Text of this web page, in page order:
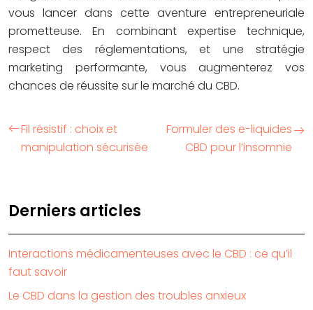
vous lancer dans cette aventure entrepreneuriale
prometteuse. En combinant expertise technique,
respect des réglementations, et une stratégie
marketing performante, vous augmenterez vos
chances de réussite sur le marché du CBD.
Fil résistif : choix et
manipulation sécurisée
Formuler des e-liquides
CBD pour l’insomnie
Derniers articles
Interactions médicamenteuses avec le CBD : ce qu’il
faut savoir
Le CBD dans la gestion des troubles anxieux